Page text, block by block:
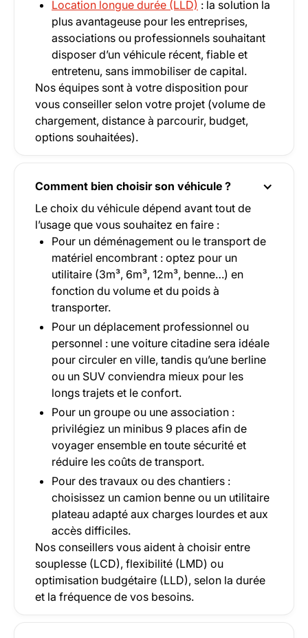
Location longue durée (LLD) : la solution la
plus avantageuse pour les entreprises,
associations ou professionnels souhaitant
disposer d’un véhicule récent, fiable et
entretenu, sans immobiliser de capital.
Nos équipes sont à votre disposition pour
vous conseiller selon votre projet (volume de
chargement, distance à parcourir, budget,
options souhaitées).
Comment bien choisir son véhicule ?
Le choix du véhicule dépend avant tout de
l’usage que vous souhaitez en faire :
Pour un déménagement ou le transport de
matériel encombrant : optez pour un
utilitaire (3m³, 6m³, 12m³, benne…) en
fonction du volume et du poids à
transporter.
Pour un déplacement professionnel ou
personnel : une voiture citadine sera idéale
pour circuler en ville, tandis qu’une berline
ou un SUV conviendra mieux pour les
longs trajets et le confort.
Pour un groupe ou une association :
privilégiez un minibus 9 places afin de
voyager ensemble en toute sécurité et
réduire les coûts de transport.
Pour des travaux ou des chantiers :
choisissez un camion benne ou un utilitaire
plateau adapté aux charges lourdes et aux
accès difficiles.
Nos conseillers vous aident à choisir entre
souplesse (LCD), flexibilité (LMD) ou
optimisation budgétaire (LLD), selon la durée
et la fréquence de vos besoins.